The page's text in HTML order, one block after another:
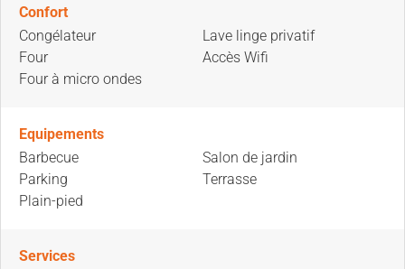
Confort
Congélateur
Four
Four à micro ondes
Lave linge privatif
Accès Wifi
Equipements
Barbecue
Parking
Plain-pied
Salon de jardin
Terrasse
Services